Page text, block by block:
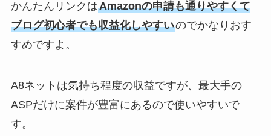
かんたんリンクはAmazonの申請も通りやすくて
ブログ初心者でも収益化しやすいのでかなりおす
すめですよ。
A8ネットは気持ち程度の収益ですが、最大手の
ASPだけに案件が豊富にあるので使いやすいで
す。